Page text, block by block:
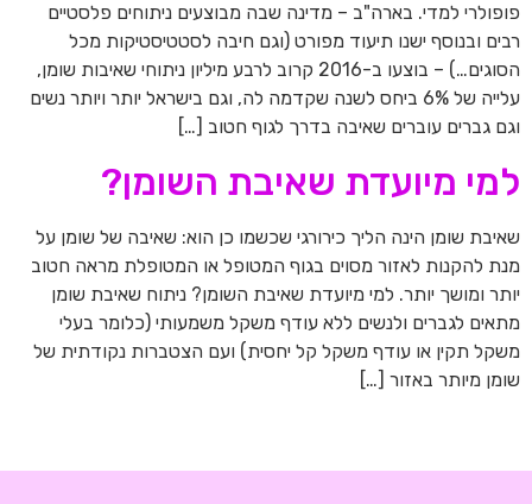
פופולרי למדי. בארה"ב – מדינה שבה מבוצעים ניתוחים פלסטיים
רבים ובנוסף ישנו תיעוד מפורט (וגם חיבה לסטטיסטיקות מכל
הסוגים…) – בוצעו ב-2016 קרוב לרבע מיליון ניתוחי שאיבות שומן,
עלייה של 6% ביחס לשנה שקדמה לה, וגם בישראל יותר ויותר נשים
וגם גברים עוברים שאיבה בדרך לגוף חטוב […]
למי מיועדת שאיבת השומן?
שאיבת שומן הינה הליך כירורגי שכשמו כן הוא: שאיבה של שומן על
מנת להקנות לאזור מסוים בגוף המטופל או המטופלת מראה חטוב
יותר ומושך יותר. למי מיועדת שאיבת השומן? ניתוח שאיבת שומן
מתאים לגברים ולנשים ללא עודף משקל משמעותי (כלומר בעלי
משקל תקין או עודף משקל קל יחסית) ועם הצטברות נקודתית של
שומן מיותר באזור […]